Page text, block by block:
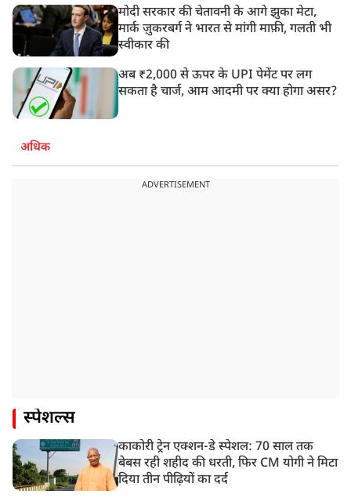
मोदी सरकार की चेतावनी के आगे झुका मेटा,
मार्क ज़ुकरबर्ग ने भारत से मांगी माफ़ी, गलती भी
स्वीकार की
अब ₹2,000 से ऊपर के UPI पेमेंट पर लग
सकता है चार्ज, आम आदमी पर क्या होगा असर?
अधिक
ADVERTISEMENT
स्पेशल्स
काकोरी ट्रेन एक्शन-डे स्पेशल: 70 साल तक
बेबस रही शहीद की धरती, फिर CM योगी ने मिटा
दिया तीन पीढ़ियों का दर्द